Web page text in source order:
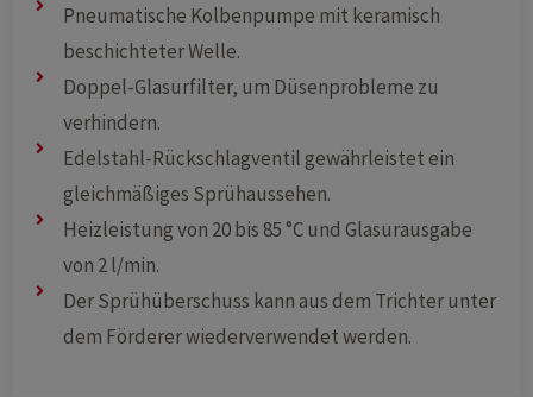
Pneumatische Kolbenpumpe mit keramisch
beschichteter Welle.
Doppel-Glasurfilter, um Düsenprobleme zu
verhindern.
Edelstahl-Rückschlagventil gewährleistet ein
gleichmäßiges Sprühaussehen.
Heizleistung von 20 bis 85 °C und Glasurausgabe
von 2 l/min.
Der Sprühüberschuss kann aus dem Trichter unter
dem Förderer wiederverwendet werden.